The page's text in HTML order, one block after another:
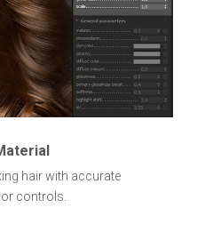
hair with accurate
controls.